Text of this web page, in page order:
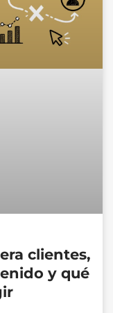
clientes,
y qué